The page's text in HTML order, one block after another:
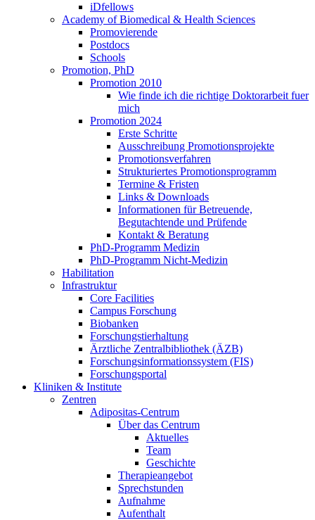
iDfellows
Academy of Biomedical & Health Sciences
Promovierende
Postdocs
Schools
Promotion, PhD
Promotion 2010
Wie finde ich die richtige Doktorarbeit fuer
mich
Promotion 2024
Erste Schritte
Ausschreibung Promotionsprojekte
Promotionsverfahren
Strukturiertes Promotionsprogramm
Termine & Fristen
Links & Downloads
Informationen für Betreuende,
Begutachtende und Prüfende
Kontakt & Beratung
PhD-Programm Medizin
PhD-Programm Nicht-Medizin
Habilitation
Infrastruktur
Core Facilities
Campus Forschung
Biobanken
Forschungstierhaltung
Ärztliche Zentralbibliothek (ÄZB)
Forschungsinformationssystem (FIS)
Forschungsportal
Kliniken & Institute
Zentren
Adipositas-Centrum
Über das Centrum
Aktuelles
Team
Geschichte
Therapieangebot
Sprechstunden
Aufnahme
Aufenthalt